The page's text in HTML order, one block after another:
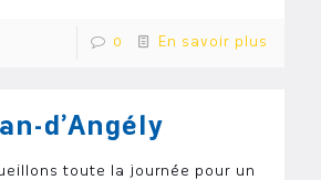
0 En savoir plus
d’Angély
toute la journée pour un